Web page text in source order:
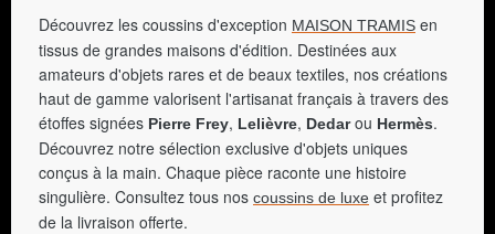
Découvrez les coussins d'exception MAISON TRAMIS en
tissus de grandes maisons d'édition. Destinées aux
amateurs d'objets rares et de beaux textiles, nos créations
haut de gamme valorisent l'artisanat français à travers des
étoffes signées Pierre Frey, Lelièvre, Dedarou Hermès.
Découvrez notre sélection exclusive d'objets uniques
conçus à la main. Chaque pièce raconte une histoire
singulière. Consultez tous nos coussins de luxe et profitez
de la livraison offerte.